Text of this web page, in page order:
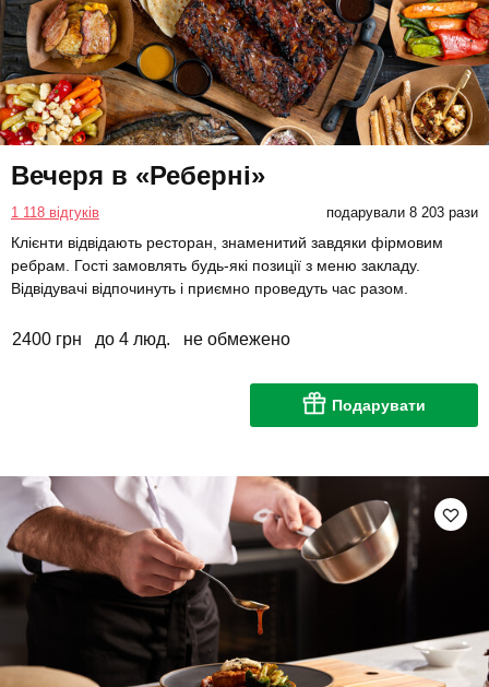
Вечеря в «Реберні»
1 118 відгуків подарували 8 203 рази
Клієнти відвідають ресторан, знаменитий завдяки фірмовим
ребрам. Гості замовлять будь-які позиції з меню закладу.
Відвідувачі відпочинуть і приємно проведуть час разом.
2400 грн до 4 люд. не обмежено
Подарувати